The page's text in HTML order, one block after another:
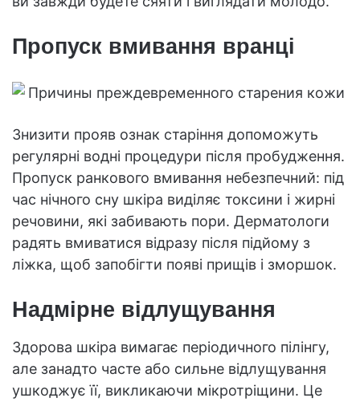
Пропуск вмивання вранці
Знизити прояв ознак старіння допоможуть
регулярні водні процедури після пробудження.
Пропуск ранкового вмивання небезпечний: під
час нічного сну шкіра виділяє токсини і жирні
речовини, які забивають пори. Дерматологи
радять вмиватися відразу після підйому з
ліжка, щоб запобігти появі прищів і зморшок.
Надмірне відлущування
Здорова шкіра вимагає періодичного пілінгу,
але занадто часте або сильне відлущування
ушкоджує її, викликаючи мікротріщини. Це